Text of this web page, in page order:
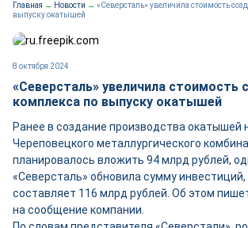
Главная → Новости → «Северсталь» увеличила стоимость
выпуску окатышей
8 октября 2024
«Северсталь» увеличила стоимость
комплекса по выпуску окатышей
Ранее в создание производства окатышей
Череповецкого металлургического
планировалось вложить 94 млрд рублей,
«Северсталь» обновила сумму инвестиций,
составляет 116 млрд рублей. Об этом
на сообщение компании.